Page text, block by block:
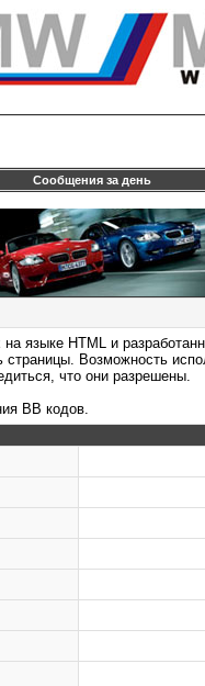
Сообщения за день
на языке HTML и
страницы. Возможность
что они разрешены.
BB кодов.